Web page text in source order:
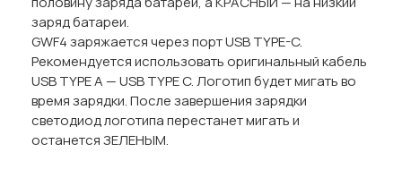
заряд батареи.
GWF4 заряжается через порт USB TYPE-C.
Рекомендуется использовать оригинальный кабель
USB TYPE A — USB TYPE C. Логотип будет мигать во
время зарядки. После завершения зарядки
светодиод логотипа перестанет мигать и
останется ЗЕЛЕНЫМ.